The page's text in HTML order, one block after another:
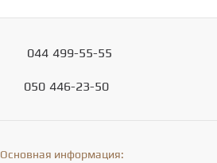
044 499-55-55
050 446-23-50
Основная информация: